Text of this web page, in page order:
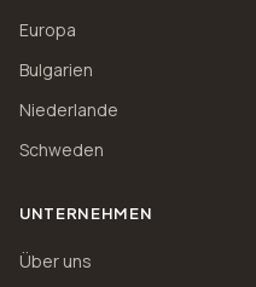
Europa
Bulgarien
Niederlande
Schweden
UNTERNEHMEN
Über uns